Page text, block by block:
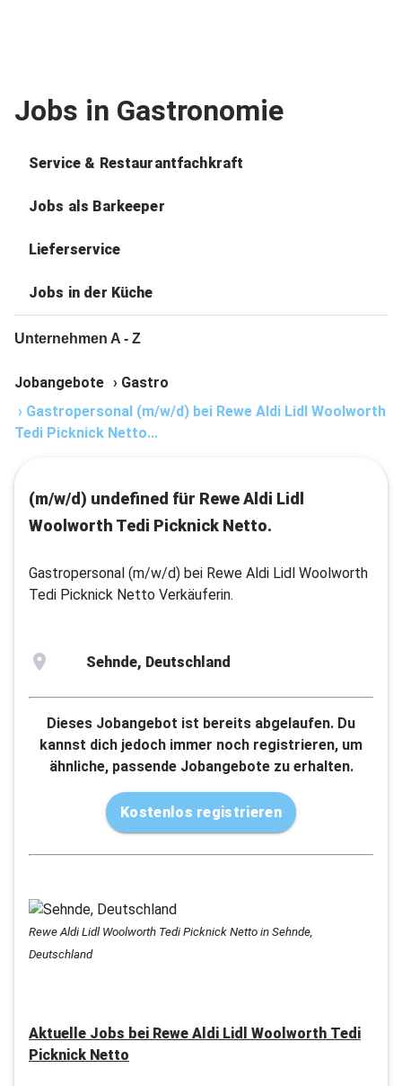
Jobs in Gastronomie
Service & Restaurantfachkraft
Jobs als Barkeeper
Lieferservice
Jobs in der Küche
Unternehmen A - Z
Jobangebote › Gastro
› Gastropersonal (m/w/d) bei Rewe Aldi Lidl Woolworth
Tedi Picknick Netto...
(m/w/d) undefined für Rewe Aldi Lidl
Woolworth Tedi Picknick Netto.
Gastropersonal (m/w/d) bei Rewe Aldi Lidl Woolworth
Tedi Picknick Netto Verkäuferin.
Sehnde, Deutschland
Dieses Jobangebot ist bereits abgelaufen. Du
kannst dich jedoch immer noch registrieren, um
ähnliche, passende Jobangebote zu erhalten.
Kostenlos registrieren
Rewe Aldi Lidl Woolworth Tedi Picknick Netto in Sehnde,
Deutschland
Aktuelle Jobs bei Rewe Aldi Lidl Woolworth Tedi
Picknick Netto